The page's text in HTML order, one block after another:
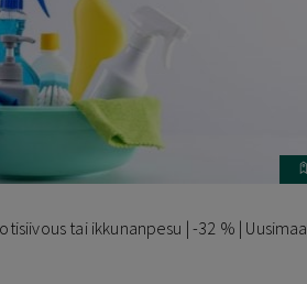
tai ikkunanpesu | -32 % | Uusimaa